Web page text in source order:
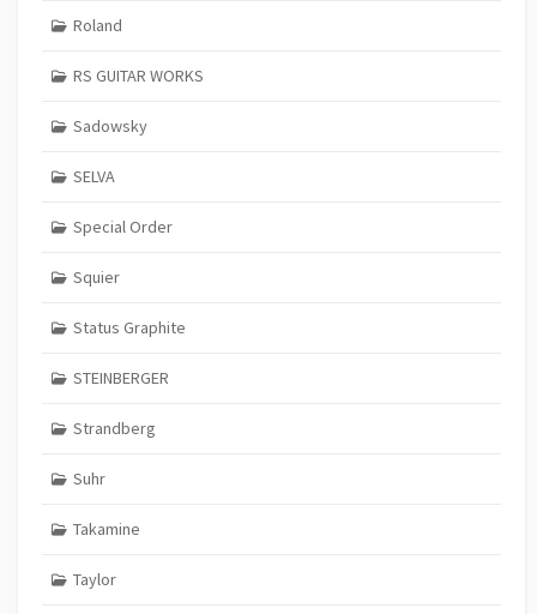
Roland
RS GUITAR WORKS
Sadowsky
SELVA
Special Order
Squier
Status Graphite
STEINBERGER
Strandberg
Suhr
Takamine
Taylor